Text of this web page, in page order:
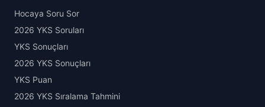
Hocaya Soru Sor
2026 YKS Soruları
YKS Sonuçları
2026 YKS Sonuçları
YKS Puan
2026 YKS Sıralama Tahmini